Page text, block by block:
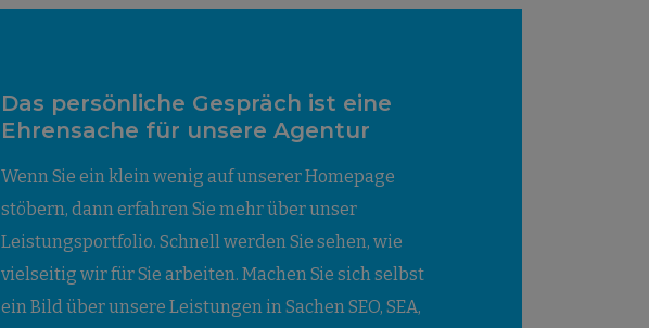
Das persönliche Gespräch ist eine
Ehrensache für unsere Agentur
Wenn Sie ein klein wenig auf unserer Homepage
stöbern, dann erfahren Sie mehr über unser
Leistungsportfolio. Schnell werden Sie sehen, wie
vielseitig wir für Sie arbeiten. Machen Sie sich selbst
ein Bild über unsere Leistungen in Sachen SEO, SEA,